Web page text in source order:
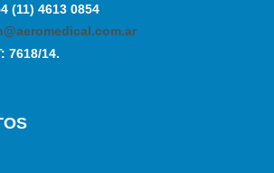
(11) 4613 0854
7618/14.